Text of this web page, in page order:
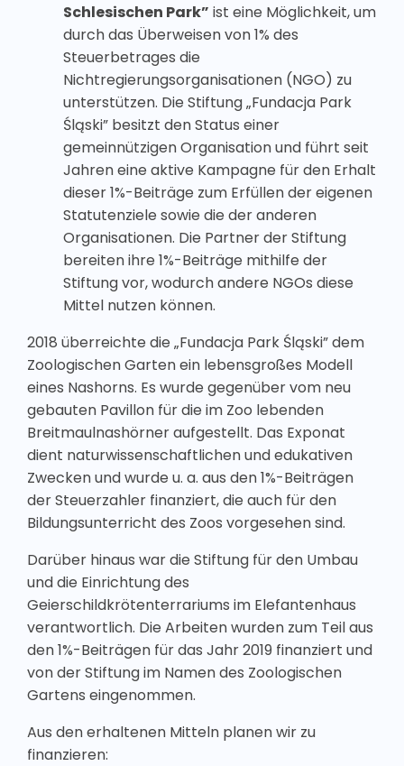
Schlesischen Park” ist eine Möglichkeit, um
durch das Überweisen von 1% des
Steuerbetrages die
Nichtregierungsorganisationen (NGO) zu
unterstützen. Die Stiftung „Fundacja Park
Śląski” besitzt den Status einer
gemeinnützigen Organisation und führt seit
Jahren eine aktive Kampagne für den Erhalt
dieser 1%-Beiträge zum Erfüllen der eigenen
Statutenziele sowie die der anderen
Organisationen. Die Partner der Stiftung
bereiten ihre 1%-Beiträge mithilfe der
Stiftung vor, wodurch andere NGOs diese
Mittel nutzen können.
2018 überreichte die „Fundacja Park Śląski” dem
Zoologischen Garten ein lebensgroßes Modell
eines Nashorns. Es wurde gegenüber vom neu
gebauten Pavillon für die im Zoo lebenden
Breitmaulnashörner aufgestellt. Das Exponat
dient naturwissenschaftlichen und edukativen
Zwecken und wurde u. a. aus den 1%-Beiträgen
der Steuerzahler finanziert, die auch für den
Bildungsunterricht des Zoos vorgesehen sind.
Darüber hinaus war die Stiftung für den Umbau
und die Einrichtung des
Geierschildkrötenterrariums im Elefantenhaus
verantwortlich. Die Arbeiten wurden zum Teil aus
den 1%-Beiträgen für das Jahr 2019 finanziert und
von der Stiftung im Namen des Zoologischen
Gartens eingenommen.
Aus den erhaltenen Mitteln planen wir zu
finanzieren: